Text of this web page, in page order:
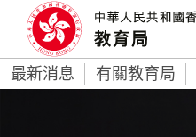
最新消息 有關教育局